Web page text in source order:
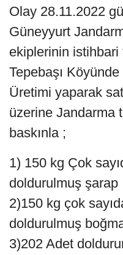
Olay 28.11.2022
Güneyyurt
ekiplerinin
Tepebaşı
Üretimi yaparak
üzerine Jandarma
baskınla ;
1) 150 kg Çok
doldurulmuş şarap
2)150 kg çok
doldurulmuş
3)202 Adet